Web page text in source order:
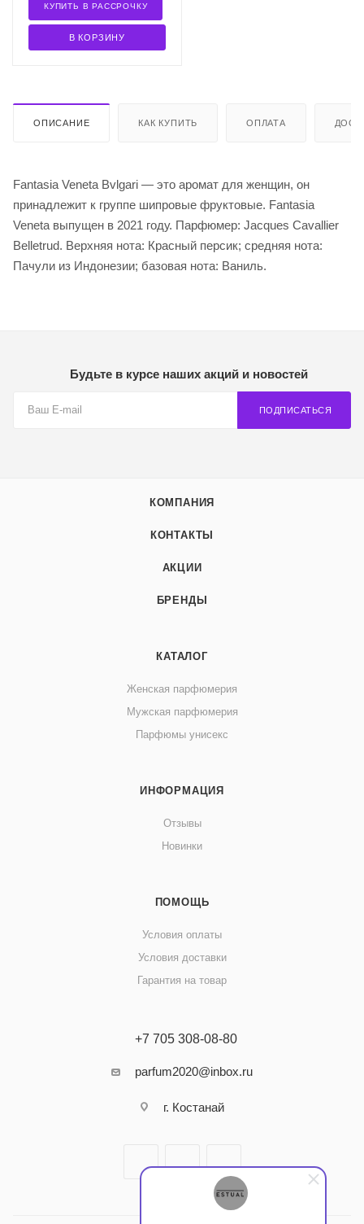
В КОРЗИНУ
КУПИТЬ В РАССРОЧКУ
ОПИСАНИЕ КАК КУПИТЬ ОПЛАТА
Fantasia Veneta Bvlgari — это аромат для женщин, он
принадлежит к группе шипровые фруктовые. Fantasia
Veneta выпущен в 2021 году. Парфюмер: Jacques Cavallier
Belletrud. Верхняя нота: Красный персик; средняя нота:
Пачули из Индонезии; базовая нота: Ваниль.
Будьте в курсе наших акций и новостей
ПОДПИСАТЬСЯ
КОМПАНИЯ
КОНТАКТЫ
АКЦИИ
БРЕНДЫ
КАТАЛОГ
Женская парфюмерия
Мужская парфюмерия
Парфюмы унисекс
ИНФОРМАЦИЯ
Отзывы
Новинки
ПОМОЩЬ
Условия оплаты
Условия доставки
Гарантия на товар
+7 705 308-08-80
parfum2020@inbox.ru
г. Костанай